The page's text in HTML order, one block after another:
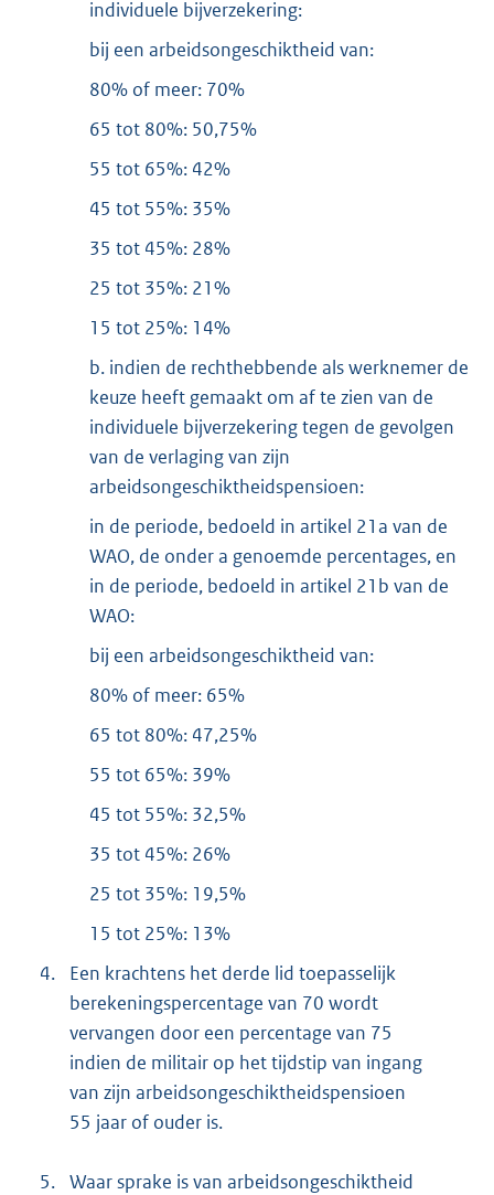
individuele bijverzekering:
bij een arbeidsongeschiktheid van:
80% of meer: 70%
65 tot 80%: 50,75%
55 tot 65%: 42%
45 tot 55%: 35%
35 tot 45%: 28%
25 tot 35%: 21%
15 tot 25%: 14%
b. indien de rechthebbende als werknemer de
keuze heeft gemaakt om af te zien van de
individuele bijverzekering tegen de gevolgen
van de verlaging van zijn
arbeidsongeschiktheidspensioen:
in de periode, bedoeld in artikel 21a van de
WAO, de onder a genoemde percentages, en
in de periode, bedoeld in artikel 21b van de
WAO:
bij een arbeidsongeschiktheid van:
80% of meer: 65%
65 tot 80%: 47,25%
55 tot 65%: 39%
45 tot 55%: 32,5%
35 tot 45%: 26%
25 tot 35%: 19,5%
15 tot 25%: 13%
4.
Een krachtens het derde lid toepasselijk
berekeningspercentage van 70 wordt
vervangen door een percentage van 75
indien de militair op het tijdstip van ingang
van zijn arbeidsongeschiktheidspensioen
55 jaar of ouder is.
5. Waar sprake is van arbeidsongeschiktheid